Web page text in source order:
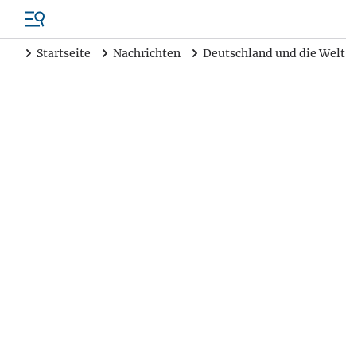
Startseite Nachrichten Deutschland und die Welt